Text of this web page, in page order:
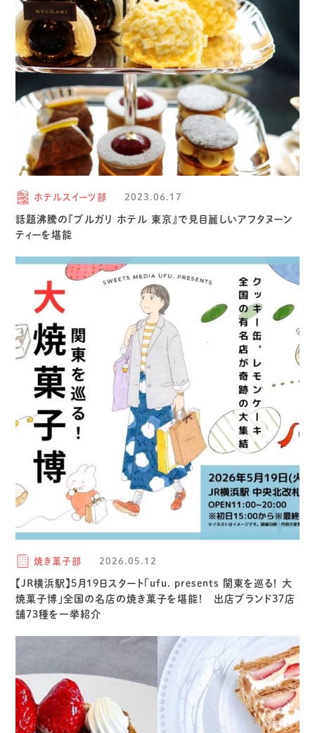
ホテルスイーツ部 2023.06.17
話題沸騰の『ブルガリ ホテル 東京』で見目麗しいアフタヌーン
ティーを堪能
焼き菓子部 2026.05.12
【JR横浜駅】5月19日スタート「ufu. presents 関東を巡る！ 大
焼菓子博」全国の名店の焼き菓子を堪能！ 出店ブランド37店
舗73種を一挙紹介